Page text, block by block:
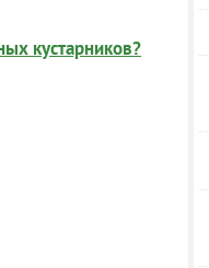
кустарников?